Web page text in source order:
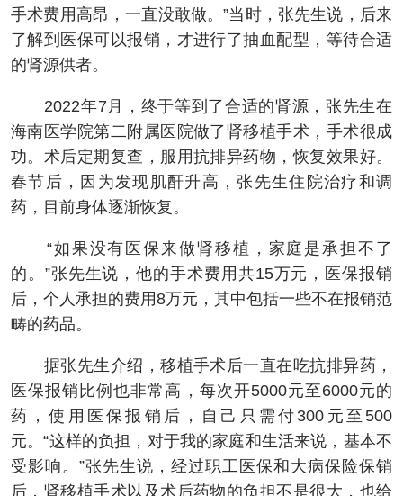
手术费用高昂，一直没敢做。”当时，张先生说，后来
了解到医保可以报销，才进行了抽血配型，等待合适
的肾源供者。
2022年7月，终于等到了合适的肾源，张先生在
海南医学院第二附属医院做了肾移植手术，手术很成
功。术后定期复查，服用抗排异药物，恢复效果好。
春节后，因为发现肌酐升高，张先生住院治疗和调
药，目前身体逐渐恢复。
“如果没有医保来做肾移植，家庭是承担不了
的。”张先生说，他的手术费用共15万元，医保报销
后，个人承担的费用8万元，其中包括一些不在报销范
畴的药品。
据张先生介绍，移植手术后一直在吃抗排异药，
医保报销比例也非常高，每次开5000元至6000元的
药，使用医保报销后，自己只需付300元至500
元。“这样的负担，对于我的家庭和生活来说，基本不
受影响。”张先生说，经过职工医保和大病保险保销
后，肾移植手术以及术后药物的负担不是很大，也给